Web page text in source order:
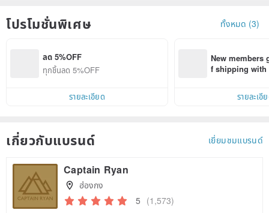
โปรโมชั่นพิเศษ ทั้งหมด (3)
ลด 5%OFF
ทุกชิ้นลด 5%OFF
รายละเอียด
New members
f shipping
within 7 days!
รายละเอี
เกี่ยวกับแบรนด์ เยี่ยมชมแบรนด์
Captain Ryan
ฮ่องกง
5 (1,573)